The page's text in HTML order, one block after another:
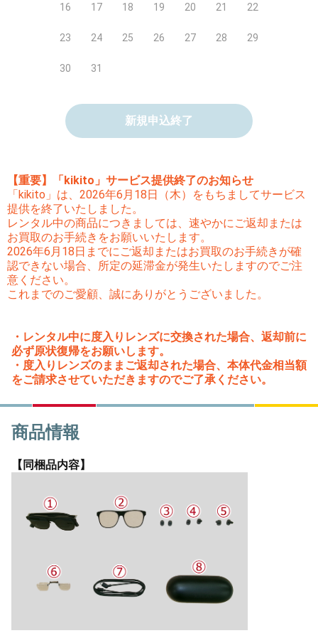
16 17 18 19 20 21 22
23 24 25 26 27 28 29
30 31
新規申込終了
【重要】「kikito」サービス提供終了のお知らせ
「kikito」は、2026年6月18日（木）をもちましてサービス
提供を終了いたしました。
レンタル中の商品につきましては、速やかにご返却または
お買取のお手続きをお願いいたします。
2026年6月18日までにご返却またはお買取のお手続きが確
認できない場合、所定の延滞金が発生いたしますのでご注
意ください。
これまでのご愛顧、誠にありがとうございました。
・レンタル中に度入りレンズに交換された場合、返却前に
必ず原状復帰をお願いします。
・度入りレンズのままご返却された場合、本体代金相当額
をご請求させていただきますのでご了承ください。
商品情報
【同梱品内容】